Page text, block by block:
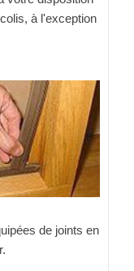
à l'exception
de joints en